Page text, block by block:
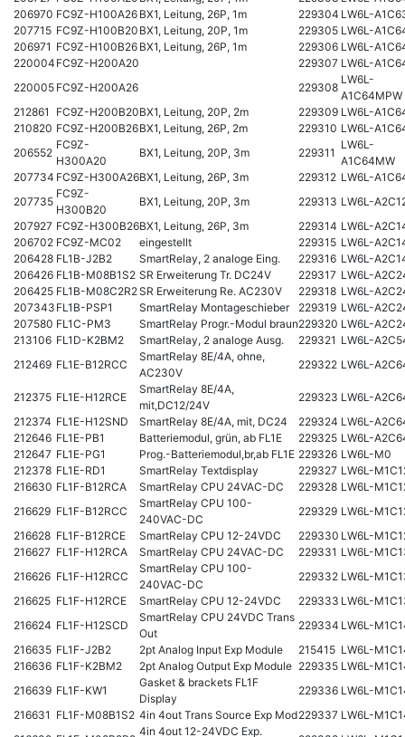
206970 FC9Z-H100A26 BX1, Leitung, 26P, 1m 229304 LW6L-
207715 FC9Z-H100B20 BX1, Leitung, 20P, 1m 229305 LW6L-
206971 FC9Z-H100B26 BX1, Leitung, 26P, 1m 229306 LW6L-
220004 FC9Z-H200A20 229307 LW6L-
220005 FC9Z-H200A26 229308
LW6L-
A1C64MPW
212861
FC9Z-H200B20BX1, Leitung, 20P, 2m 229309 LW6L-
210820 FC9Z-H200B26BX1, Leitung, 26P, 2m 229310 LW6L-
206552
FC9Z-
H300A20
BX1, Leitung, 20P, 3m 229311
LW6L-
A1C64MW
207734 FC9Z-H300A26BX1, Leitung, 26P, 3m 229312 LW6L-
207735
FC9Z-
H300B20
BX1, Leitung, 20P, 3m 229313 LW6L-
207927 FC9Z-H300B26BX1, Leitung, 26P, 3m 229314 LW6L-
206702 FC9Z-MC02 eingestellt 229315 LW6L-
206428 FL1B-J2B2 SmartRelay, 2 analoge Eing. 229316 LW6L-
206426 FL1B-M08B1S2 SR Erweiterung Tr. DC24V 229317 LW6L-
206425 FL1B-M08C2R2SR Erweiterung Re. AC230V 229318 LW6L-
207343 FL1B-PSP1 SmartRelay Montageschieber 229319 LW6L-
207580 FL1C-PM3 SmartRelay Progr.-Modul braun229320 LW6L-
213106 FL1D-K2BM2 SmartRelay, 2 analoge Ausg. 229321 LW6L-
212469 FL1E-B12RCC
SmartRelay 8E/4A, ohne,
AC230V
229322 LW6L-
212375 FL1E-H12RCE
SmartRelay 8E/4A,
mit,DC12/24V
229323 LW6L-
212374 FL1E-H12SND SmartRelay 8E/4A, mit, DC24 229324 LW6L-
212646 FL1E-PB1 Batteriemodul, grün, ab FL1E 229325 LW6L-
212647 FL1E-PG1 Prog.-Batteriemodul,br,ab FL1E 229326 LW6L-M0
212378 FL1E-RD1 SmartRelay Textdisplay 229327 LW6L-
216630 FL1F-B12RCA SmartRelay CPU 24VAC-DC 229328 LW6L-
216629 FL1F-B12RCC
SmartRelay CPU 100-
240VAC-DC
229329 LW6L-
216628 FL1F-B12RCE SmartRelay CPU 12-24VDC 229330 LW6L-
216627 FL1F-H12RCA SmartRelay CPU 24VAC-DC 229331 LW6L-
216626 FL1F-H12RCC
SmartRelay CPU 100-
240VAC-DC
229332 LW6L-
216625 FL1F-H12RCE SmartRelay CPU 12-24VDC 229333 LW6L-
216624 FL1F-H12SCD
SmartRelay CPU 24VDC Trans
Out
229334 LW6L-
216635 FL1F-J2B2 2pt Analog Input Exp Module 215415 LW6L-
216636 FL1F-K2BM2 2pt Analog Output Exp Module 229335 LW6L-
216639 FL1F-KW1
Gasket & brackets FL1F
Display
229336 LW6L-
216631 FL1F-M08B1S2 4in 4out Trans Source Exp Mod229337 LW6L-
4in 4out 12-24VDC Exp.